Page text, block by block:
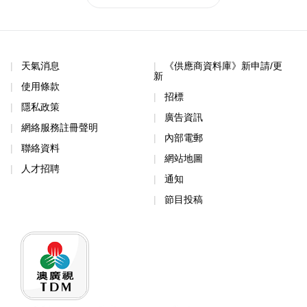
天氣消息
使用條款
隱私政策
網絡服務註冊聲明
聯絡資料
人才招聘
《供應商資料庫》新申請/更
新
招標
廣告資訊
內部電郵
網站地圖
通知
節目投稿